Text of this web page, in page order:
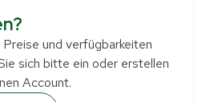
und verfügbarkeiten
sich bitte ein oder erstellen
Account.